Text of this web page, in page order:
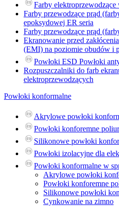
Farby elektroprzewodzące
Farby przewodzące prąd
epoksydowej ER seria
Farby przewodzące prąd
Ekranowanie przed
(EMI) na poziomie obudów i
Powłoki ESD Powłoki
Rozpuszczalniki do farb
elektroprzewodzących
Powłoki konformalne
Akrylowe powłoki
Powłoki konforemne
Silikonowe powłoki
Powłoki izolacyjne dla
Powłoki konformalne w
Akrylowe powłoki
Powłoki konforemne
Silikonowe powłoki
Cynkowanie na zimno